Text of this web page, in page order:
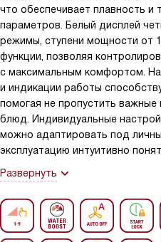
что обеспечивает плавность и
параметров. Белый дисплей
режимы, ступени мощности от
функции, позволяя
с максимальным комфортом.
и индикации работы
помогая не пропустить
блюд. Индивидуальные
можно адаптировать под
эксплуатацию интуитивно
Развернуть